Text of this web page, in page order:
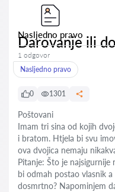
Nasljedno pravo
Darovanje ili
1 odgovor
Nasljedno pravo
0 1301
Poštovani
Imam tri sina od kojih
i bratom. Htjela bi svu
ova dvojica nemaju
Pitanje: Što je
bi odmah postao vlasnik
dosmrtno? Napominjem